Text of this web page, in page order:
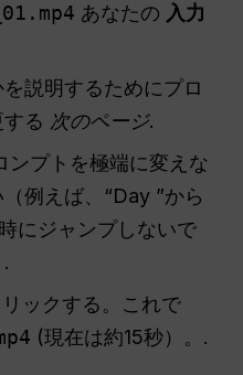
あなたの 入力
説明するためにプロ
る 次のページ.
ンプトを極端に変えな
例えば、“Day ”から
にジャンプしないで
ックする。これで
(現在は約15秒）。.